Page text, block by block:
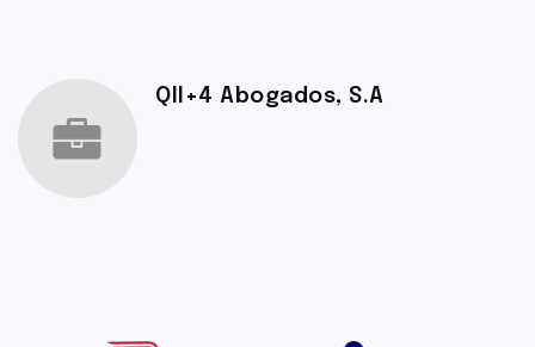
QIl+4 Abogados, S.A